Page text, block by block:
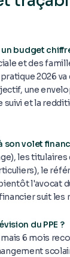
budget
et des
2026 va
une
et la
son volet
les
le
l'avocat
suit les
du PPE ?
6 mois